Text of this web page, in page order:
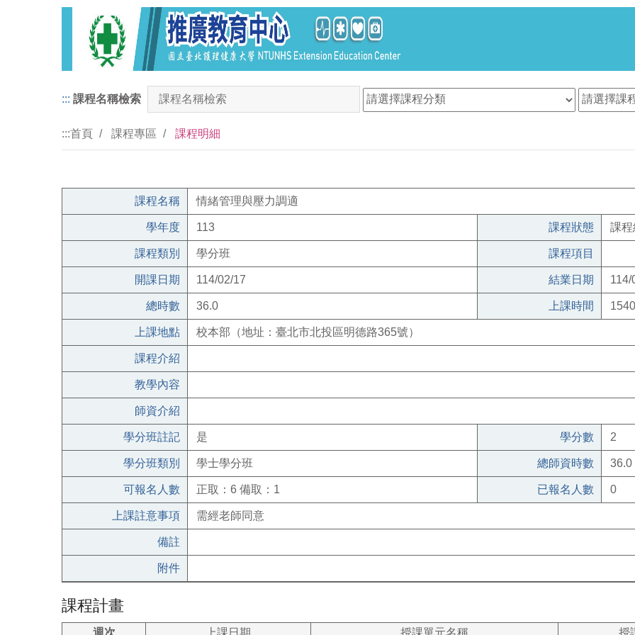
::: 課程名稱檢索
:::首頁 課程專區 課程明細
課程名稱 情緒管理與壓力調適
學年度 113 課程狀態 課程
課程類別 學分班 課程項目
開課日期 114/02/17 結業日期 114/
總時數 36.0 上課時間
上課地點 校本部（地址：臺北市北投區明德路365號）
課程介紹
教學內容
師資介紹
學分班註記 是 學分數 2
學分班類別 學士學分班 總師資時數 36.0
可報名人數 正取：6 備取：1 已報名人數 0
上課註意事項 需經老師同意
備註
附件
課程計畫